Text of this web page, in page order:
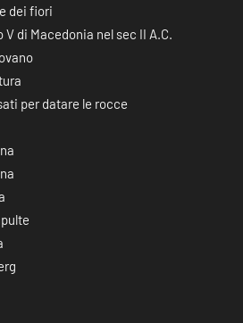
dei fiori
di Macedonia nel sec II A.C.
per datare le rocce